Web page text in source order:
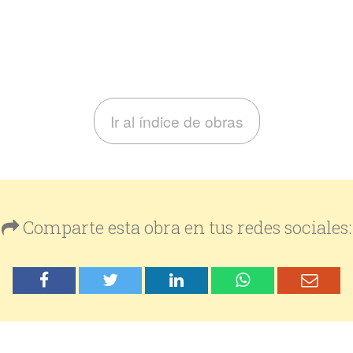
Ir al índice de obras
Comparte esta obra en tus redes sociales: